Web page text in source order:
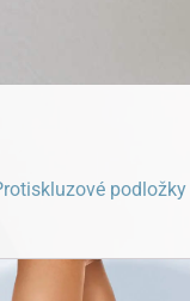
podložky